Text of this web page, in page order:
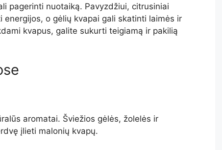
pagerinti nuotaiką. Pavyzdžiui, citrusiniai
o gėlių kvapai gali skatinti laimės ir
kvapus, galite sukurti teigiamą ir pakilią
aromatai. Šviežios gėlės, žolelės ir
įlieti malonių kvapų.